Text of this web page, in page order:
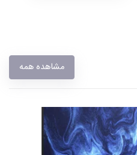
مشاهده همه